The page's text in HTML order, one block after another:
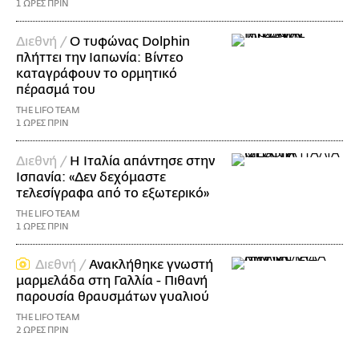
1 ΩΡΕΣ ΠΡΙΝ
Διεθνή /Ο τυφώνας Dolphin
πλήττει την Ιαπωνία: Βίντεο
καταγράφουν το ορμητικό
πέρασμά του
THE LIFO TEAM
1 ΩΡΕΣ ΠΡΙΝ
Διεθνή / Η Ιταλία απάντησε στην
Ισπανία: «Δεν δεχόμαστε
τελεσίγραφα από το εξωτερικό»
THE LIFO TEAM
1 ΩΡΕΣ ΠΡΙΝ
Διεθνή /Ανακλήθηκε γνωστή
μαρμελάδα στη Γαλλία - Πιθανή
παρουσία θραυσμάτων γυαλιού
THE LIFO TEAM
2 ΩΡΕΣ ΠΡΙΝ